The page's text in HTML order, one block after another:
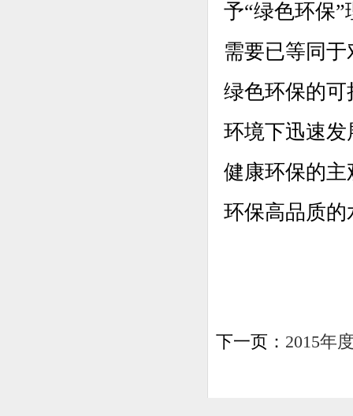
予“绿色环保
需要已等同
绿色环保的
环境下迅速
健康环保的
环保高品质
下一页： 2015年